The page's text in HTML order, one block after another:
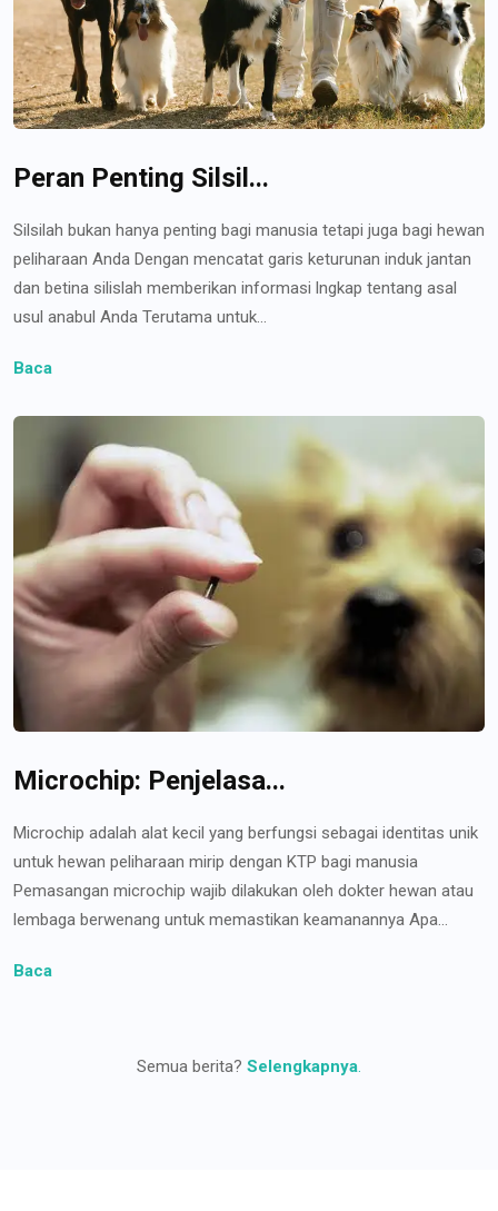
Peran Penting Silsil...
Silsilah bukan hanya penting bagi manusia tetapi juga bagi hewan
peliharaan Anda Dengan mencatat garis keturunan induk jantan
dan betina silislah memberikan informasi lngkap tentang asal
usul anabul Anda Terutama untuk...
Baca
Microchip: Penjelasa...
Microchip adalah alat kecil yang berfungsi sebagai identitas unik
untuk hewan peliharaan mirip dengan KTP bagi manusia
Pemasangan microchip wajib dilakukan oleh dokter hewan atau
lembaga berwenang untuk memastikan keamanannya Apa...
Baca
Semua berita? Selengkapnya